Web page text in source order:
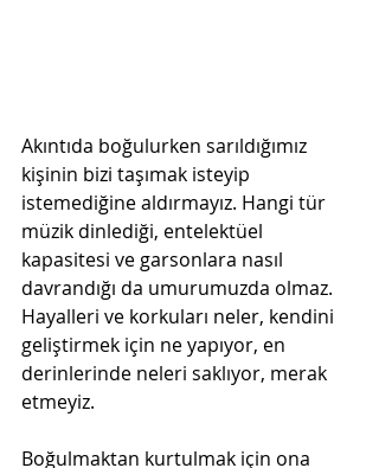
Akıntıda boğulurken sarıldığımız
kişinin bizi taşımak isteyip
istemediğine aldırmayız. Hangi tür
müzik dinlediği, entelektüel
kapasitesi ve garsonlara nasıl
davrandığı da umurumuzda olmaz.
Hayalleri ve korkuları neler, kendini
geliştirmek için ne yapıyor, en
derinlerinde neleri saklıyor, merak
etmeyiz.
Boğulmaktan kurtulmak için ona